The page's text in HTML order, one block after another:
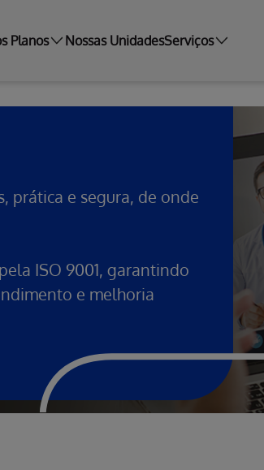
Planos Nossas UnidadesServiços
prática e segura, de onde
ISO 9001, garantindo
e melhoria